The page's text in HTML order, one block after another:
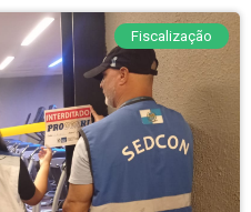
Fiscalização